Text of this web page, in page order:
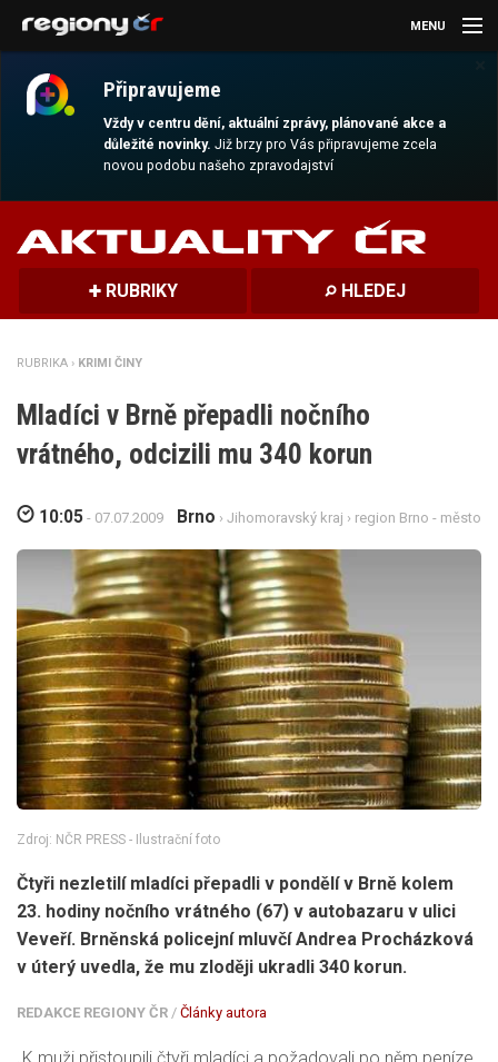
Připravujeme
Vždy v centru dění, aktuální zprávy, plánované akce a
důležité novinky.Již brzy pro Vás připravujeme zcela
novou podobu našeho zpravodajství
MENU
AKTUALITY
MAGAZÍN
DALŠÍ
REGION
RUBRIKY HLEDEJ
RUBRIKA › KRIMI ČINY
Mladíci v Brně přepadli nočního
vrátného, odcizili mu 340 korun
10:05 - 07.07.2009 Brno › Jihomoravský kraj › region Brno - město
Zdroj: NČR PRESS - Ilustrační foto
Čtyři nezletilí mladíci přepadli v pondělí v Brně kolem
23. hodiny nočního vrátného (67) v autobazaru v ulici
Veveří. Brněnská policejní mluvčí Andrea Procházková
v úterý uvedla, že mu zloději ukradli 340 korun.
REDAKCE REGIONY ČR / Články autora